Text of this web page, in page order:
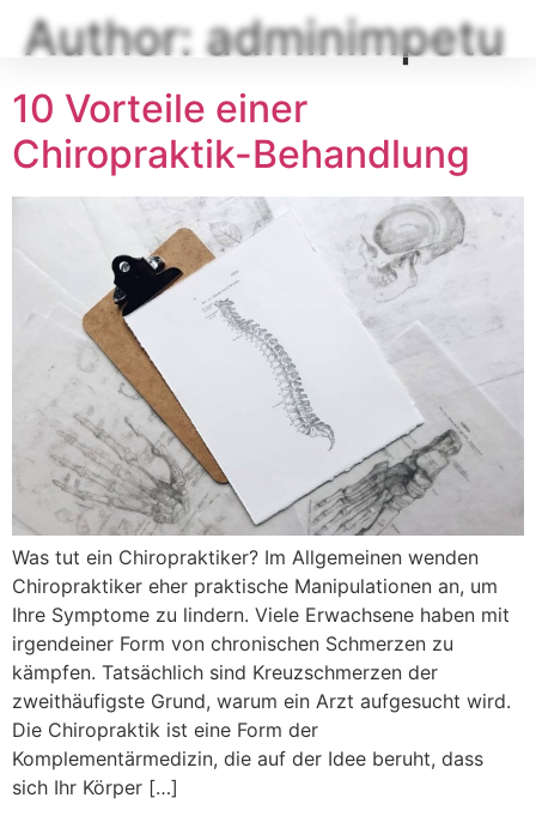
Author:adminimpetu
10 Vorteile einer
Chiropraktik-Behandlung
Was tut ein Chiropraktiker? Im Allgemeinen wenden
Chiropraktiker eher praktische Manipulationen an, um
Ihre Symptome zu lindern. Viele Erwachsene haben mit
irgendeiner Form von chronischen Schmerzen zu
kämpfen. Tatsächlich sind Kreuzschmerzen der
zweithäufigste Grund, warum ein Arzt aufgesucht wird.
Die Chiropraktik ist eine Form der
Komplementärmedizin, die auf der Idee beruht, dass
sich Ihr Körper […]